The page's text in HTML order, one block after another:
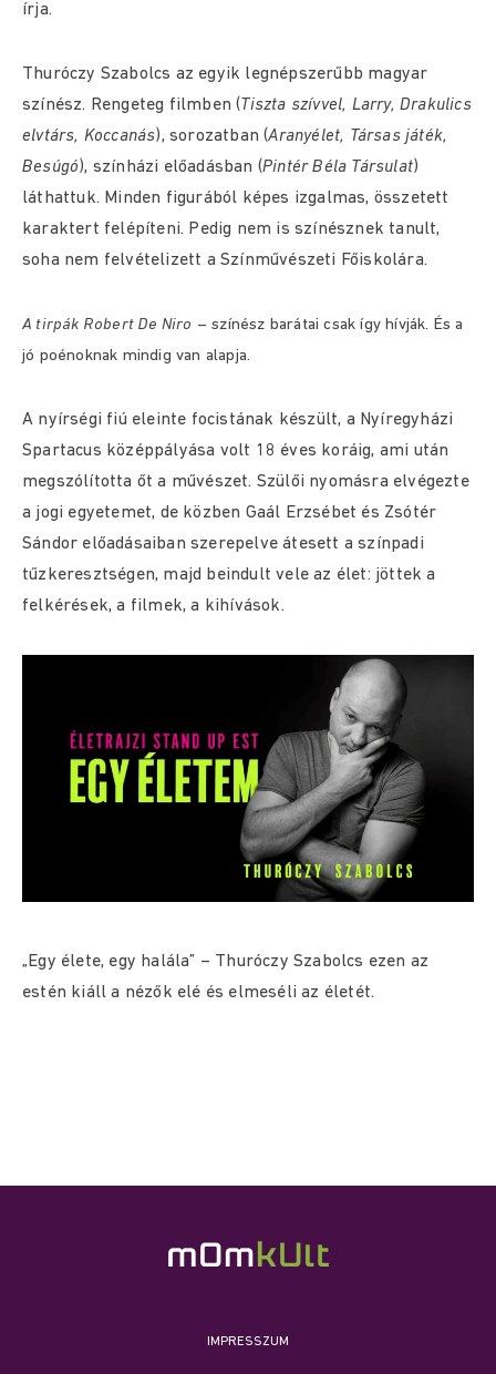
írja.
Thuróczy Szabolcs az egyik legnépszerűbb magyar
színész. Rengeteg filmben (Tiszta szívvel, Larry, Drakulics
elvtárs, Koccanás), sorozatban (Aranyélet, Társas játék,
Besúgó), színházi előadásban (Pintér Béla Társulat)
láthattuk. Minden figurából képes izgalmas, összetett
karaktert felépíteni. Pedig nem is színésznek tanult,
soha nem felvételizett a Színművészeti Főiskolára.
A tirpák Robert De Niro – színész barátai csak így hívják. És a
jó poénoknak mindig van alapja.
A nyírségi fiú eleinte focistának készült, a Nyíregyházi
Spartacus középpályása volt 18 éves koráig, ami után
megszólította őt a művészet. Szülői nyomásra elvégezte
a jogi egyetemet, de közben Gaál Erzsébet és Zsótér
Sándor előadásaiban szerepelve átesett a színpadi
tűzkeresztségen, majd beindult vele az élet: jöttek a
felkérések, a filmek, a kihívások.
„Egy élete, egy halála” – Thuróczy Szabolcs ezen az
estén kiáll a nézők elé és elmeséli az életét.
IMPRESSZUM